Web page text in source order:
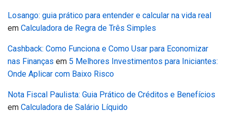
Losango: guia prático para entender e calcular na vida real
em Calculadora de Regra de Três Simples
Cashback: Como Funciona e Como Usar para Economizar
nas Finanças em 5 Melhores Investimentos para Iniciantes:
Onde Aplicar com Baixo Risco
Nota Fiscal Paulista: Guia Prático de Créditos e Benefícios
em Calculadora de Salário Líquido